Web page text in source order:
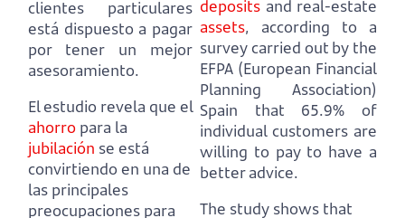
clientes particulares
está dispuesto a pagar
por tener un mejor
asesoramiento.
El estudio revela que el
ahorro para la
jubilación se está
convirtiendo en una de
las principales
preocupaciones para
deposits and real-estate
assets,
according to a
survey carried out by the
EFPA (European Financial
Planning Association)
Spain that 65.9% of
individual customers are
willing to pay to have a
better advice.
The study shows that